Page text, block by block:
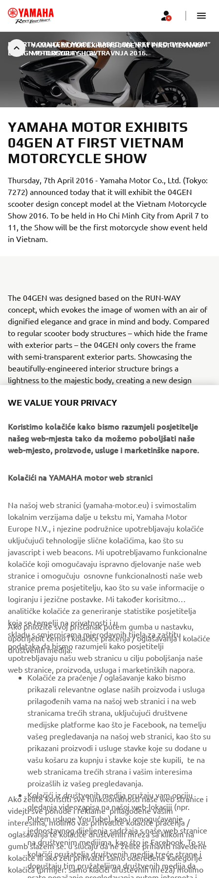
YAMAHA MOTOR EXHIBITS 04GEN AT FIRST VIETNAM
MOTORCYCLE SHOW
FOURTH CONCEPT MODEL BASED ON “REFINED DYNAMISM”
DESIGN PHILOSOPHY | 2. TRAVNJA 2016.
YAMAHA MOTOR EXHIBITS
04GEN AT FIRST VIETNAM
MOTORCYCLE SHOW
Thursday, 7th April 2016 - Yamaha Motor Co., Ltd. (Tokyo:
7272) announced today that it will exhibit the 04GEN
scooter design concept model at the Vietnam Motorcycle
Show 2016. To be held in Ho Chi Minh City from April 7 to
11, the Show will be the first motorcycle show event held
in Vietnam.
The 04GEN was designed based on the RUN-WAY
concept, which evokes the image of women with an air of
dignified elegance and grace in mind and body. Compared
to regular scooter body structures – which hide the frame
with exterior parts – the 04GEN only covers the frame
with semi-transparent exterior parts. Showcasing the
beautifully-engineered interior structure brings a
lightness to the majestic body, creating a new design
rare beauty.
Yamaha Motor, which has positioned design as a central
pillar of product creation from its founding, established
Refined Dynamism as its design philosophy in 2013, and is
Motor has announced three design concepts to date: The
the front, the 02GEN, an alluring electrically power-
assisted wheelchair, also in 2014, and in 2015 the 03GEN,
mobility enhanced by optional colors, materials, and
finishing for the TRICITY.
Yamaha Motor will continue exhibiting and advancing our
GEN design concept whenever the opportunity arises.
CORPORATE
FOR BUSINESS
MORE YAMAHA
SUPPORT
BILTEN
Budite prvi koji će saznati o najnovijim ponudama, posebnim
događajima, novim izdanjima i još mnogo toga
PRETPLATITE SE
Pročitajte našu Politiku privatnosti kako biste saznali kako
WE VALUE YOUR PRIVACY
Koristimo kolačiće kako bismo razumjeli posjetitelje
našeg web-mjesta tako da možemo poboljšati naše
web-mjesto, proizvode, usluge i marketinške napore.
Kolačići na YAMAHA motor web stranici
Na našoj web stranici (yamaha-motor.eu) i svimostalim
lokalnim verzijama dalje u tekstu mi, Yamaha Motor
Europe N.V., i njezine podružnice upotrebljavaju kolačiće
uključujući tehnologije slične kolačićima, kao što su
javascript i web beacons. Mi upotrebljavamo funkcionalne
kolačiće koji omogučavaju ispravno djelovanje naše web
stranice i omogučuju osnovne funkcionalnosti naše web
stranice prema posjetitelju, kao što su vaše informacije o
logiranju i jezične postavke. Mi također korisitmo
analitičke kolačiće za generiranje statistike posjetitelja
koja se temelji na privatnosti i u
skladu s smjernicama mjerodavnih tijela za zaštitu
podataka da bismo razumjeli kako posjetitelji
upotrebljavaju našu web stranicu u cilju poboljšanja naše
web stranice, proizvoda, usluga i marketinških napora.
Ako priložite svoj pristanak putem gumba u nastavku,
upotrijebit ćemo i kolačiće praćenja / oglašavanja i kolačiće
društvenih medija:
Kolačiće za praćenje / oglašavanje kako bismo
prikazali relevantne oglase naših proizvoda i usluga
prilagođenih vama na našoj web stranici i na web
stranicama trećih strana, uključujući društvene
medijske platforme kao što je Facebook, na temelju
vašeg pregledavanja na našoj web stranici, kao što su
prikazani proizvodi i usluge stavke koje su dodane u
vašu košaru za kupnju i stavke koje ste kupili, te na
web stranicama trećih strana i vašim interesima
proizašlih iz vašeg pregledavanja.
Kolačići iz društvenih medija pružaju vam opciju
gledanja videozapisa na našoj web-lokaciji (npr.
Putem usluge YouTube), kao i omogućavanje
jednostavnog dijeljenja sadržaja s naše web stranice
na društvenim medijima, kao što je Facebook. To su
kolačići pružatelja društvenih medija treće strane i
dopuštaju tim pružateljima društvenih medija da
Ako želite koristiti sve funkcionalnosti naše web stranice i
videjti sve ponude i reklame prilagođene vašim
interesima, molimo vas prihvatite kolačiće praćenja /
oglašavanja te kolačiće društvenih mreža sa klikom na
gumb slažem se. u slučaju da ne želite prihaviti navedene
kolačiće ili ako želi prihvatiti samo odeređene kategorije
kolačića (prmijer: samo klačići društevnih mreža) molimo